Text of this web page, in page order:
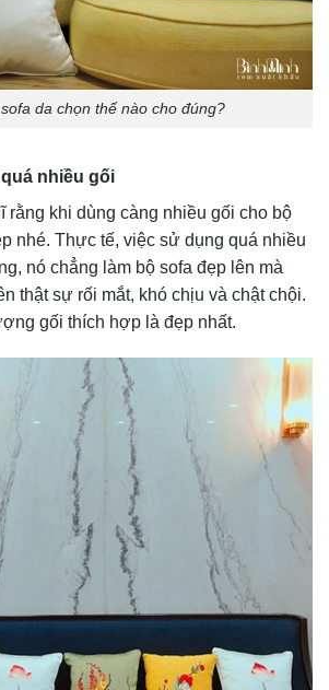
da chọn thế nào cho đúng?
nhiều gối
rằng khi dùng càng nhiều gối cho bộ
nhé. Thực tế, việc sử dụng quá nhiều
nó chẳng làm bộ sofa đẹp lên mà
thật sự rối mắt, khó chịu và chật chội.
gối thích hợp là đẹp nhất.